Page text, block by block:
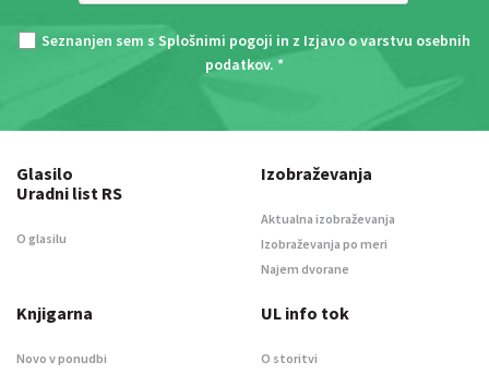
Seznanjen sem s Splošnimi pogoji in z Izjavo o varstvu osebnih
podatkov. *
Glasilo
Uradni list RS
O glasilu
Izobraževanja
Aktualna izobraževanja
Izobraževanja po meri
Najem dvorane
Knjigarna
Novo v ponudbi
UL info tok
O storitvi